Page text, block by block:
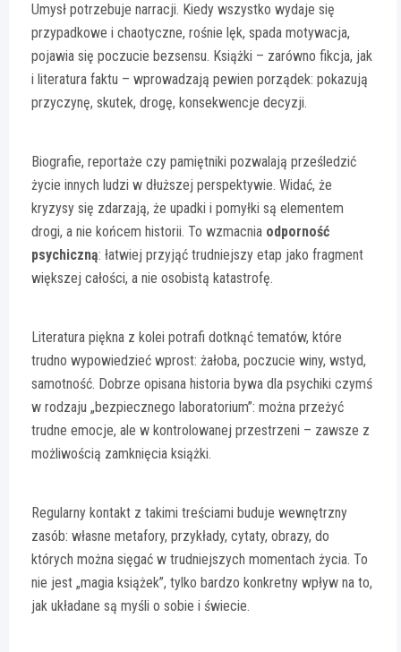
Umysł potrzebuje narracji. Kiedy wszystko wydaje się
przypadkowe i chaotyczne, rośnie lęk, spada motywacja,
pojawia się poczucie bezsensu. Książki – zarówno fikcja, jak
i literatura faktu – wprowadzają pewien porządek: pokazują
przyczynę, skutek, drogę, konsekwencje decyzji.
Biografie, reportaże czy pamiętniki pozwalają prześledzić
życie innych ludzi w dłuższej perspektywie. Widać, że
kryzysy się zdarzają, że upadki i pomyłki są elementem
drogi, a nie końcem historii. To wzmacnia odporność
psychiczną: łatwiej przyjąć trudniejszy etap jako fragment
większej całości, a nie osobistą katastrofę.
Literatura piękna z kolei potrafi dotknąć tematów, które
trudno wypowiedzieć wprost: żałoba, poczucie winy, wstyd,
samotność. Dobrze opisana historia bywa dla psychiki czymś
w rodzaju „bezpiecznego laboratorium”: można przeżyć
trudne emocje, ale w kontrolowanej przestrzeni – zawsze z
możliwością zamknięcia książki.
Regularny kontakt z takimi treściami buduje wewnętrzny
zasób: własne metafory, przykłady, cytaty, obrazy, do
których można sięgać w trudniejszych momentach życia. To
nie jest „magia książek”, tylko bardzo konkretny wpływ na to,
jak układane są myśli o sobie i świecie.